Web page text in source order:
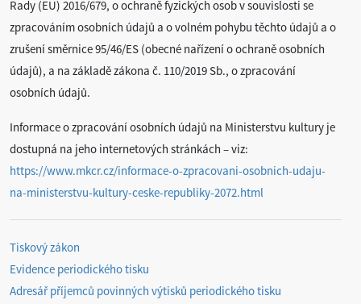
Rady (EU) 2016/679, o ochraně fyzických osob v souvislosti se
zpracováním osobních údajů a o volném pohybu těchto údajů a o
zrušení směrnice 95/46/ES (obecné nařízení o ochraně osobních
údajů), a na základě zákona č. 110/2019 Sb., o zpracování
osobních údajů.
Informace o zpracování osobních údajů na Ministerstvu kultury je
dostupná na jeho internetových stránkách – viz:
https://www.mkcr.cz/informace-o-zpracovani-osobnich-udaju-
na-ministerstvu-kultury-ceske-republiky-2072.html
Tiskový zákon
Evidence periodického tisku
Adresář příjemců povinných výtisků periodického tisku